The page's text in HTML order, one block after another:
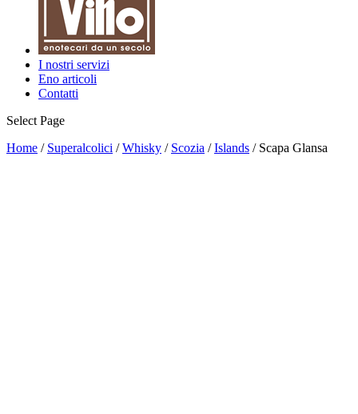
I nostri servizi
Eno articoli
Contatti
Select Page
Home / Superalcolici /Whisky / Scozia /Islands / Scapa Glansa